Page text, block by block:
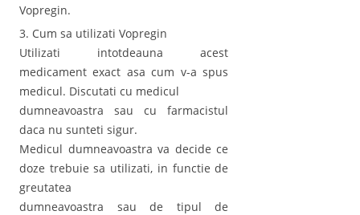
Vopregin.
3. Cum sa utilizati Vopregin
Utilizati intotdeauna acest
medicament exact asa cum v-a spus
medicul. Discutati cu medicul
dumneavoastra sau cu farmacistul
daca nu sunteti sigur.
Medicul dumneavoastra va decide ce
doze trebuie sa utilizati, in functie de
greutatea
dumneavoastra sau de tipul de